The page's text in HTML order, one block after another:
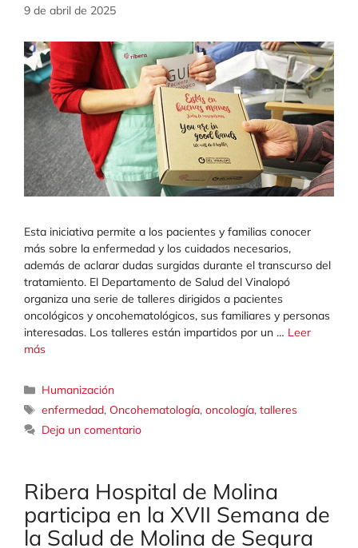
9 de abril de 2025
Esta iniciativa permite a los pacientes y familias conocer
más sobre la enfermedad y los cuidados necesarios,
además de aclarar dudas surgidas durante el transcurso del
tratamiento. El Departamento de Salud del Vinalopó
organiza una serie de talleres dirigidos a pacientes
oncológicos y oncohematológicos, sus familiares y personas
interesadas. Los talleres están impartidos por un … Leer
más
Categorías
Humanización
Etiquetas
enfermedad,Oncohematología,oncología,talleres
Deja un comentario
Ribera Hospital de Molina
participa en la XVII Semana de
la Salud de Molina de Segura